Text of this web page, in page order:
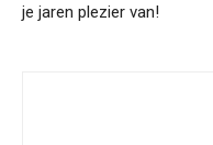
je jaren plezier van!